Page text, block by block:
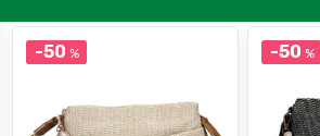
-50 % -50 %